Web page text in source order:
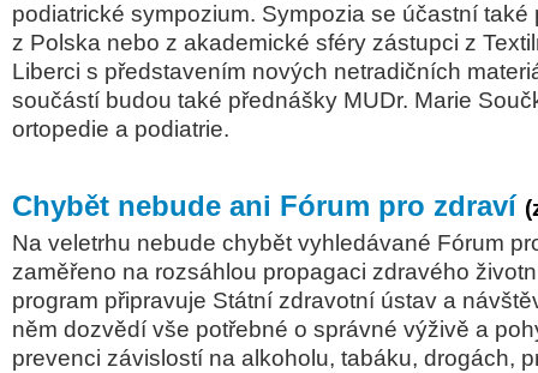
podiatrické sympozium. Sympozia se účastní také
z Polska nebo z akademické sféry zástupci z
Liberci s představením nových netradičních
součástí budou také přednášky MUDr. Marie
ortopedie a podiatrie.
Chybět nebude ani Fórum pro zdraví
Na veletrhu nebude chybět vyhledávané Fórum
zaměřeno na rozsáhlou propagaci zdravého
program připravuje Státní zdravotní ústav a
něm dozvědí vše potřebné o správné výživě a
prevenci závislostí na alkoholu, tabáku, drogách,